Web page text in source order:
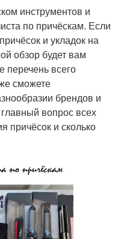
инструментов и
по причёскам. Если
и укладок на
обзор будет вам
перечень всего
сможете
брендов и
вопрос всех
причёсок и сколько